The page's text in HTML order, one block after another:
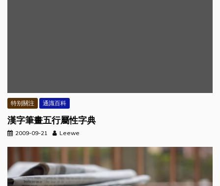
特别關注 通識百科
漢字筆畫五行屬性字典
2009-09-21 Leewe